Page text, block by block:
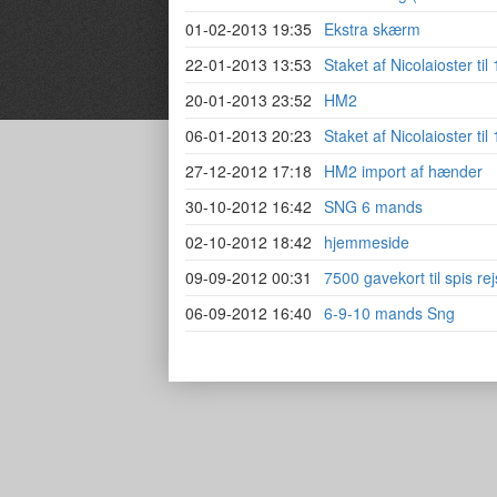
01-02-2013 19:35 Ekstra skærm
22-01-2013 13:53 Staket af Nicolaioster til
20-01-2013 23:52
HM2
06-01-2013 20:23 Staket af Nicolaioster til
27-12-2012 17:18
HM2 import af hænder
30-10-2012 16:42 SNG 6 mands
02-10-2012 18:42
hjemmeside
09-09-2012 00:31
7500 gavekort til spis
06-09-2012 16:40 6-9-10 mands Sng